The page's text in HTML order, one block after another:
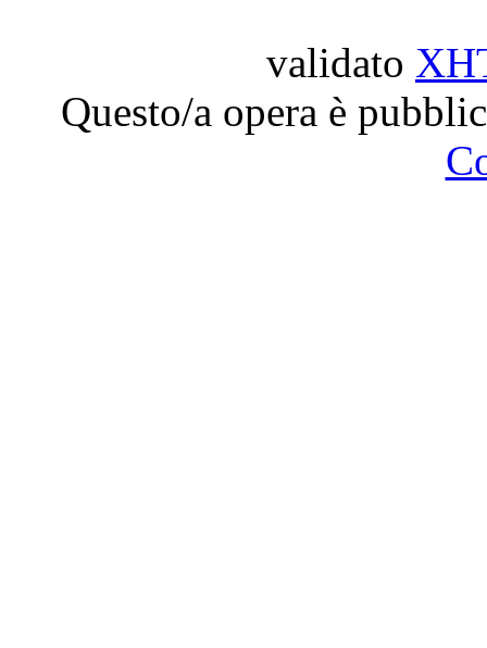
validato
Questo/a opera è